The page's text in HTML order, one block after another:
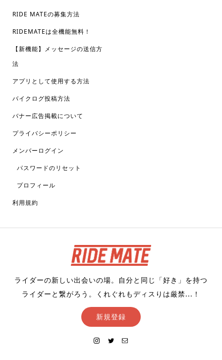
RIDE MATEの募集方法
RIDEMATEは全機能無料！
【新機能】メッセージの送信方
法
アプリとして使用する方法
バイクログ投稿方法
バナー広告掲載について
プライバシーポリシー
メンバーログイン
パスワードのリセット
プロフィール
利用規約
ライダーの新しい出会いの場。自分と同じ「好き」を持つ
ライダーと繋がろう。くれぐれもディスりは厳禁...！
新規登録